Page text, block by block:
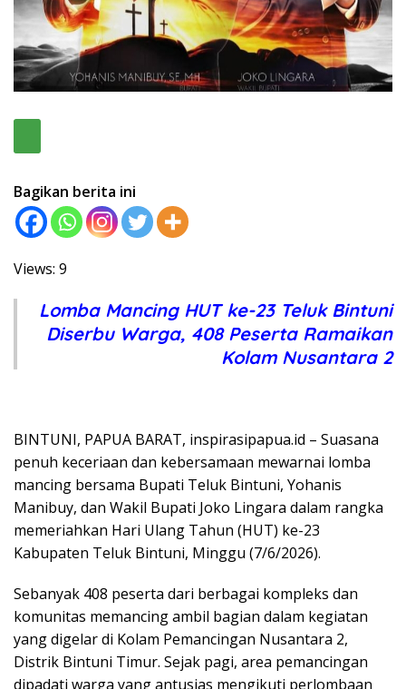
Bagikan berita ini
Views: 9
Lomba Mancing HUT ke-23 Teluk Bintuni
Diserbu Warga, 408 Peserta Ramaikan
Kolam Nusantara 2
BINTUNI, PAPUA BARAT, inspirasipapua.id – Suasana
penuh keceriaan dan kebersamaan mewarnai lomba
mancing bersama Bupati Teluk Bintuni, Yohanis
Manibuy, dan Wakil Bupati Joko Lingara dalam rangka
memeriahkan Hari Ulang Tahun (HUT) ke-23
Kabupaten Teluk Bintuni, Minggu (7/6/2026).
Sebanyak 408 peserta dari berbagai kompleks dan
komunitas memancing ambil bagian dalam kegiatan
yang digelar di Kolam Pemancingan Nusantara 2,
Distrik Bintuni Timur. Sejak pagi, area pemancingan
dipadati warga yang antusias mengikuti perlombaan